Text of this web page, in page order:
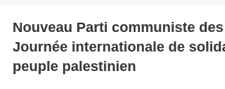
Nouveau Parti communiste
Journée internationale de
peuple palestinien